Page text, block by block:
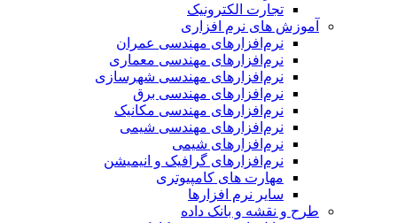
تجارت الکترونیک
آموزش های نرم افزاری
نرم‌افزارهای مهندسی عمران
نرم‌افزارهای مهندسی معماری
نرم‌افزارهای مهندسی شهرسازی
نرم‌افزارهای مهندسی برق
نرم‌افزارهای مهندسی مکانیک
نرم‌افزارهای مهندسی شیمی
نرم‌افزارهای شیمی
نرم‌افزارهای گرافیک و انیمیشن
مهارت های کامپیوتری
سایر نرم افزارها
طرح و نقشه و بانک داده